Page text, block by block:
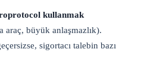
kullanmak
araç, büyük anlaşmazlık).
sigortacı talebin bazı